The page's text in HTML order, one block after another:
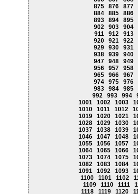
875
876
877
884
885
886
893
894
895
902
903
904
911
912 913
920
921
922
929
930
931
938
939
940
947
948
949
956
957
958
965
966
967
974
975
976
983
984
985
992
993 994
1001
1002 1003
1010
1011 1012
1019
1020 1021
1028
1029 1030
1037
1038 1039
1046
1047 1048
1055
1056 1057
1064
1065 1066
1073
1074 1075
1082
1083 1084
1091
1092 1093
1100
1101 1102
1109
1110 1111
1118
1119 1120